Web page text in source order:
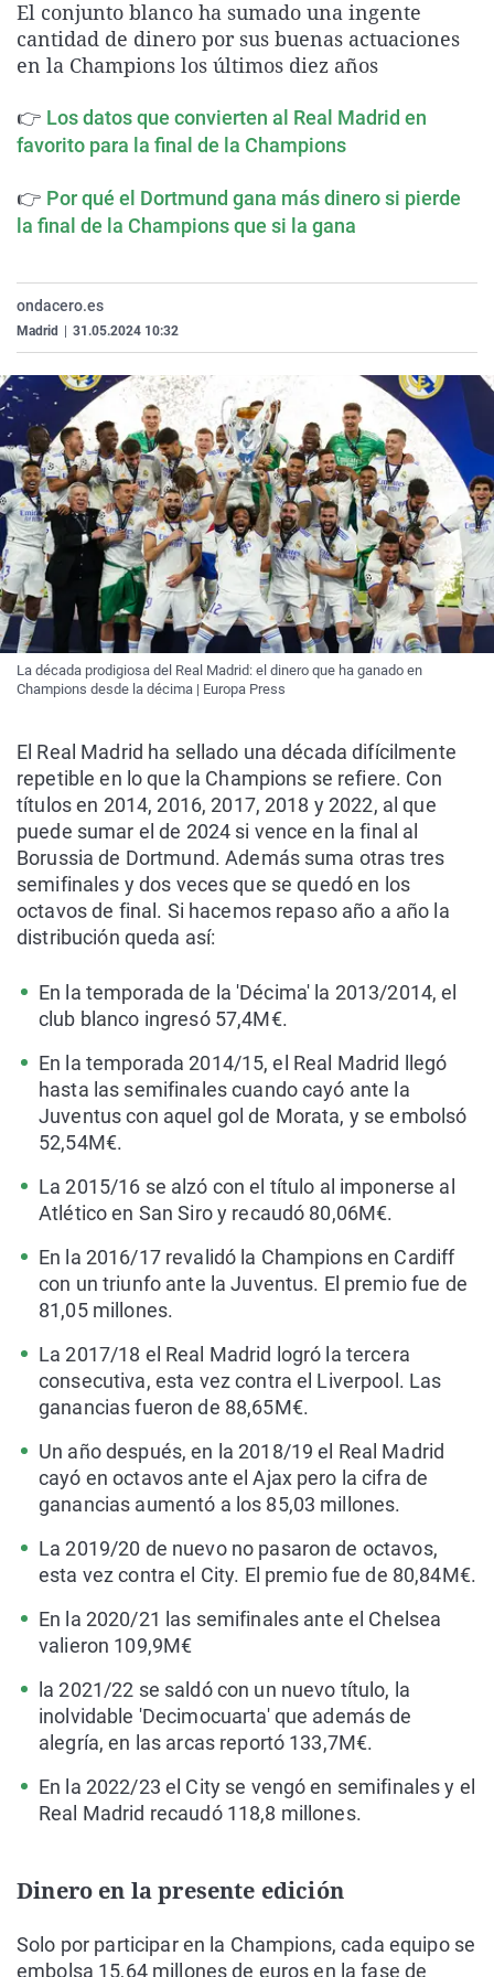
La rosa de los vientos
Gente viajera
Caso
Retornados
Extremadura
Galicia
Virales
Televisión
El conjunto blanco ha sumado una ingente
cantidad de dinero por sus buenas actuaciones
en la Champions los últimos diez años
👉 Los datos que convierten al Real Madrid en
favorito para la final de la Champions
👉 Por qué el Dortmund gana más dinero si pierde
la final de la Champions que si la gana
ondacero.es
Madrid 31.05.2024 10:32
La década prodigiosa del Real Madrid: el dinero que ha ganado en
Champions desde la décima | Europa Press
El Real Madrid ha sellado una década difícilmente
repetible en lo que la Champions se refiere. Con
títulos en 2014, 2016, 2017, 2018 y 2022, al que
puede sumar el de 2024 si vence en la final al
Borussia de Dortmund. Además suma otras tres
semifinales y dos veces que se quedó en los
octavos de final. Si hacemos repaso año a año la
distribución queda así:
En la temporada de la 'Décima' la 2013/2014, el
club blanco ingresó 57,4M€.
En la temporada 2014/15, el Real Madrid llegó
hasta las semifinales cuando cayó ante la
Juventus con aquel gol de Morata, y se embolsó
52,54M€.
La 2015/16 se alzó con el título al imponerse al
Atlético en San Siro y recaudó 80,06M€.
En la 2016/17 revalidó la Champions en Cardiff
con un triunfo ante la Juventus. El premio fue de
81,05 millones.
La 2017/18 el Real Madrid logró la tercera
consecutiva, esta vez contra el Liverpool. Las
ganancias fueron de 88,65M€.
Un año después, en la 2018/19 el Real Madrid
cayó en octavos ante el Ajax pero la cifra de
ganancias aumentó a los 85,03 millones.
La 2019/20 de nuevo no pasaron de octavos,
esta vez contra el City. El premio fue de 80,84M€.
En la 2020/21 las semifinales ante el Chelsea
valieron 109,9M€
la 2021/22 se saldó con un nuevo título, la
inolvidable 'Decimocuarta' que además de
alegría, en las arcas reportó 133,7M€.
En la 2022/23 el City se vengó en semifinales y el
Real Madrid recaudó 118,8 millones.
Dinero en la presente edición
Solo por participar en la Champions, cada equipo se
embolsa 15,64 millones de euros en la fase de